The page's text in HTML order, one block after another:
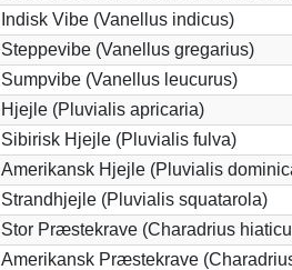
Indisk Vibe (Vanellus indicus)
Steppevibe (Vanellus gregarius)
Sumpvibe (Vanellus leucurus)
Hjejle (Pluvialis apricaria)
Sibirisk Hjejle (Pluvialis fulva)
Amerikansk Hjejle (Pluvialis
Strandhjejle (Pluvialis squatarola)
Stor Præstekrave (Charadrius
Amerikansk Præstekrave